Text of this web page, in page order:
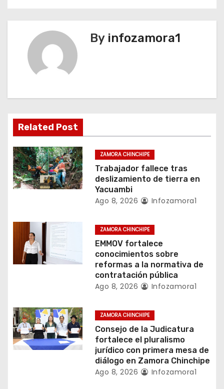
ó
n
d
e
e
t
r
a
a
s
By infozamora1
Related Post
ZAMORA CHINCHIPE
Trabajador fallece tras
deslizamiento de tierra en
Yacuambi
Ago 8, 2026 Infozamora1
ZAMORA CHINCHIPE
EMMOV fortalece
conocimientos sobre
reformas a la normativa de
contratación pública
Ago 8, 2026 Infozamora1
ZAMORA CHINCHIPE
Consejo de la Judicatura
fortalece el pluralismo
jurídico con primera mesa de
diálogo en Zamora Chinchipe
Ago 8, 2026 Infozamora1